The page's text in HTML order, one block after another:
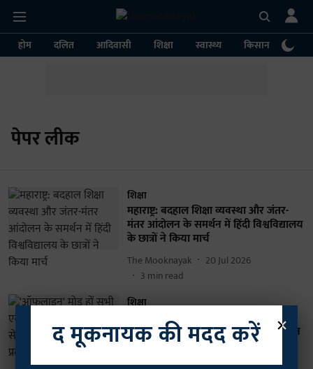
होम दलित आदिवासी शिक्षा स्वास्थ्य किसान
पेपर लीक
शिक्षा
महाराष्ट्र: बदहाल शिक्षा व्यवस्था और जंतर-
मंतर आंदोलन के समर्थन में हिंदी विश्वविद्यालय
के छात्रों ने किया मार्च
The Mooknayak
20 Jul 2026
3 min read
शिक्षा
'ऑफलाइन' मोड हों सभी एग्जाम: महाराष्ट्र में
पेपर लीक से गुस्साए छात्रों का जोरदार प्रदर्शन
×
द मूकनायक की मदद करें